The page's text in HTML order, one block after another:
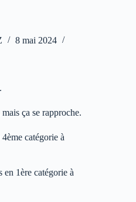
8 mai 2024
ça se rapproche.
catégorie à
1ère catégorie à